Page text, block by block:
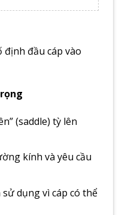
định đầu cáp vào
(saddle) tỳ lên
kính và yêu cầu
dụng vì cáp có thể